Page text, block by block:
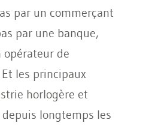
par un commerçant
par une banque,
opérateur de
les principaux
horlogère et
longtemps les